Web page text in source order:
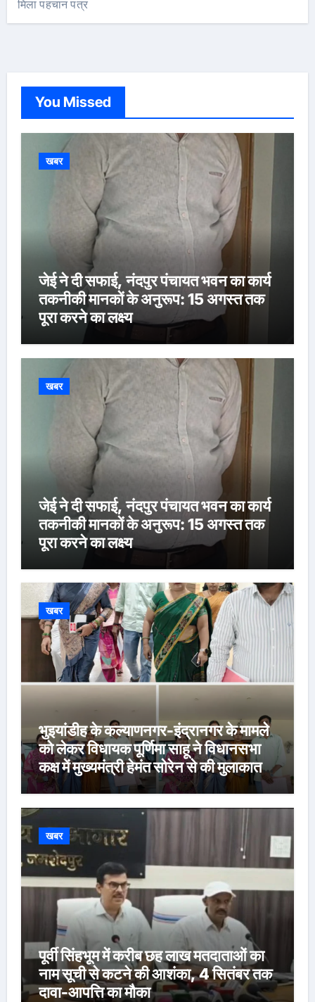
मिला पहचान पत्र
You Missed
खबर
जेई ने दी सफाई, नंदपुर पंचायत भवन का कार्य
तकनीकी मानकों के अनुरूप: 15 अगस्त तक
पूरा करने का लक्ष्य
खबर
जेई ने दी सफाई, नंदपुर पंचायत भवन का कार्य
तकनीकी मानकों के अनुरूप: 15 अगस्त तक
पूरा करने का लक्ष्य
खबर
भुइयांडीह के कल्याणनगर-इंद्रानगर के मामले
को लेकर विधायक पूर्णिमा साहू ने विधानसभा
कक्ष में मुख्यमंत्री हेमंत सोरेन से की मुलाकात,
कार्रवाई स्थगित करने व पुनर्वास की रखी मांग,
बस्तीवासी भी रहे मौजूद
खबर
पूर्वी सिंहभूम में करीब छह लाख मतदाताओं का
नाम सूची से कटने की आशंका, 4 सितंबर तक
दावा-आपत्ति का मौका